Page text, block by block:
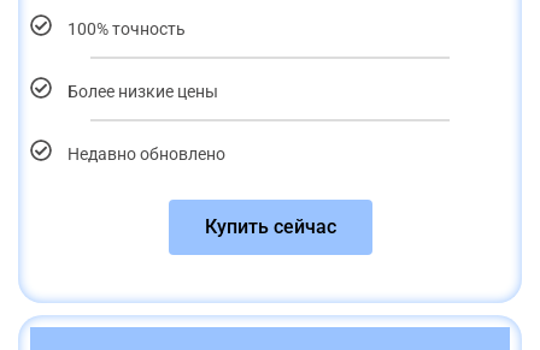
100% точность
Более низкие цены
Недавно обновлено
Купить сейчас